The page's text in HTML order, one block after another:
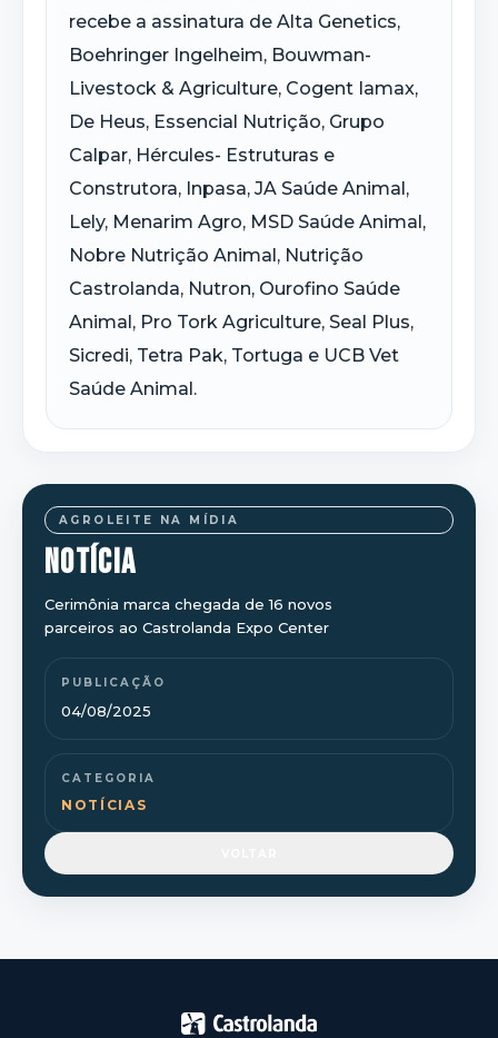
AGROLEITE NA MÍDIA
NOTÍCIA
Cerimônia marca chegada de 16 novos
parceiros ao Castrolanda Expo Center
PUBLICAÇÃO
04/08/2025
CATEGORIA
NOTÍCIAS
recebe a assinatura de Alta Genetics,
Boehringer Ingelheim, Bouwman-
Livestock & Agriculture, Cogent Iamax,
De Heus, Essencial Nutrição, Grupo
Calpar, Hércules- Estruturas e
Construtora, Inpasa, JA Saúde Animal,
Lely, Menarim Agro, MSD Saúde Animal,
Nobre Nutrição Animal, Nutrição
Castrolanda, Nutron, Ourofino Saúde
Animal, Pro Tork Agriculture, Seal Plus,
Sicredi, Tetra Pak, Tortuga e UCB Vet
Saúde Animal.